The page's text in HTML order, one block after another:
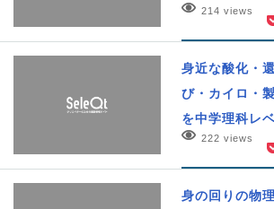
214 views
身近な酸化・
び・カイロ・
を中学理科レ
222 views
身の回りの物